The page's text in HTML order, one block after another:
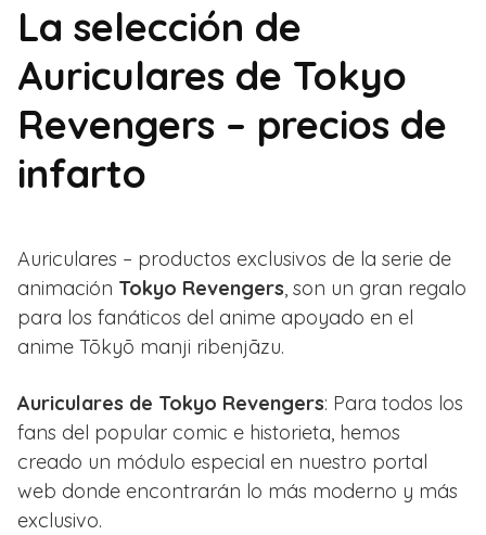
La selección de
Auriculares de Tokyo
Revengers – precios de
infarto
Auriculares – productos exclusivos de la serie de
animación Tokyo Revengers, son un gran regalo
para los fanáticos del anime apoyado en el
anime Tōkyō manji ribenjāzu.
Auriculares de Tokyo Revengers: Para todos los
fans del popular comic e historieta, hemos
creado un módulo especial en nuestro portal
web donde encontrarán lo más moderno y más
exclusivo.